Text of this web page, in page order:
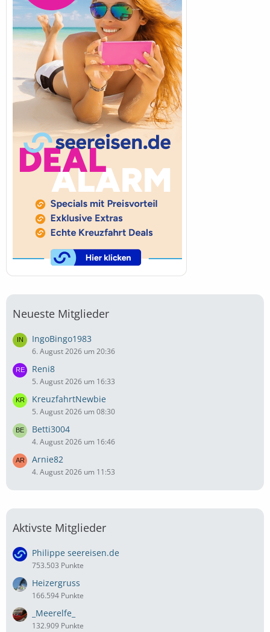
Neueste Mitglieder
IngoBingo1983
6. August 2026 um 20:36
Reni8
5. August 2026 um 16:33
KreuzfahrtNewbie
5. August 2026 um 08:30
Betti3004
4. August 2026 um 16:46
Arnie82
4. August 2026 um 11:53
Aktivste Mitglieder
Philippe seereisen.de
753.503 Punkte
Heizergruss
166.594 Punkte
_Meerelfe_
132.909 Punkte